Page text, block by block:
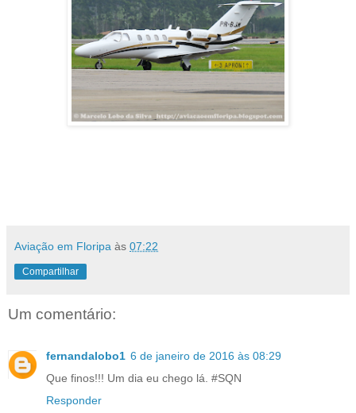
Aviação em Floripa às 07:22
Compartilhar
Um comentário:
fernandalobo1 6 de janeiro de 2016 às 08:29
Que finos!!! Um dia eu chego lá. #SQN
Responder